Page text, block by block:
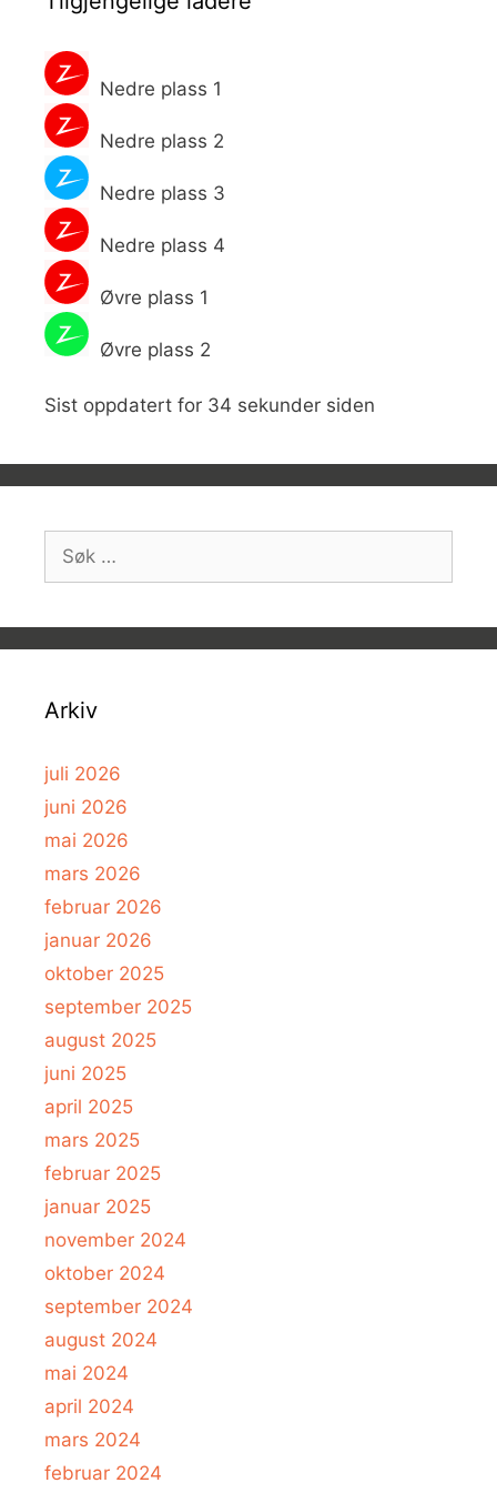
Nedre plass 1
Nedre plass 2
Nedre plass 3
Nedre plass 4
Øvre plass 1
Øvre plass 2
Sist oppdatert for 34 sekunder siden
etter:
Arkiv
juli 2026
juni 2026
mai 2026
mars 2026
februar 2026
januar 2026
oktober 2025
september 2025
august 2025
juni 2025
april 2025
mars 2025
februar 2025
januar 2025
november 2024
oktober 2024
september 2024
august 2024
mai 2024
april 2024
mars 2024
februar 2024